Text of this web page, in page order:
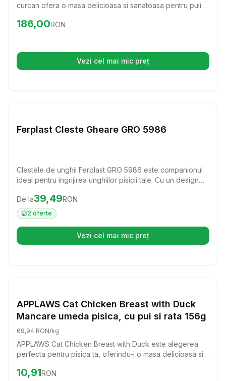
curcan ofera o masa delicioasa si sanatoasa pentru puii
conserva sustine dezvoltarea lor armonioasa si le ofera
Preț: 186.00 RON
186,00RON
Vezi cel mai mic preț(se deschide într-o filă nouă)
Ferplast Cleste Gheare GRO 5986
Clestele de unghii Ferplast GRO 5986 este companionul
ideal pentru ingrijirea unghiilor pisicii tale. Cu un design
taierea unghiilor o activitate usoara si placuta pentru tine
si pisicuta ta.
Preț:39.49 RON
De la39,49RON
2 oferte
Vezi cel mai mic preț(se deschide într-o filă nouă)
APPLAWS Cat Chicken Breast with Duck
Mancare umeda pisica, cu pui si rata 156g
69,94 RON/kg
APPLAWS Cat Chicken Breast with Duck este alegerea
perfecta pentru pisica ta, oferindu-i o masa delicioasa si
hrana umeda va satisface chiar si cele mai pretentioase
Preț:10.91
10,91RON